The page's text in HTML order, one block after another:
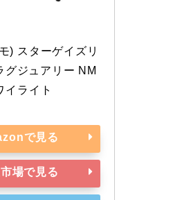
) スターゲイズリ
グジュアリー NM
イライト
で見る
場で見る